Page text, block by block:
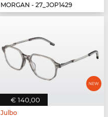
MORGAN - 27_JOP1429
€ 140,00
Julbo